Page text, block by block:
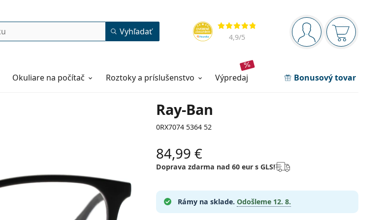
Navigačný panel
ste prihláseníNákupný
Hodnotenia
4,9/5
Vyhľadať
Okuliare na počítač Roztoky a príslušenstvo výpredaj Bonusový tovar
Ray-Ban
0RX7074 5364 52
84,99 €
Doprava zdarma nad 60 eur s GLS!
Rámy na sklade. Odošleme 12. 8.